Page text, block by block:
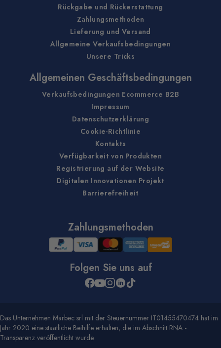
Rückgabe und Rückerstattung
Zahlungsmethoden
Lieferung und Versand
Allgemeine Verkaufsbedingungen
Unsere Tricks
Allgemeinen Geschäftsbedingungen
Verkaufsbedingungen Ecommerce B2B
Impressum
Datenschutzerklärung
Cookie-Richtlinie
Kontakts
Verfügbarkeit von Produkten
Registrierung auf der Website
Digitalen Innovationen Projekt
Barrierefreiheit
Zahlungsmethoden
Folgen Sie uns auf
Das Unternehmen Marbec srl mit der Steuernummer IT01455470474 hat im
Jahr 2020 eine staatliche Beihilfe erhalten, die im Abschnitt RNA -
Transparenz veröffentlicht wurde